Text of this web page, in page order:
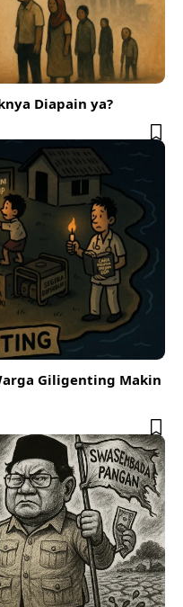
Diapain ya?
Giligenting Makin